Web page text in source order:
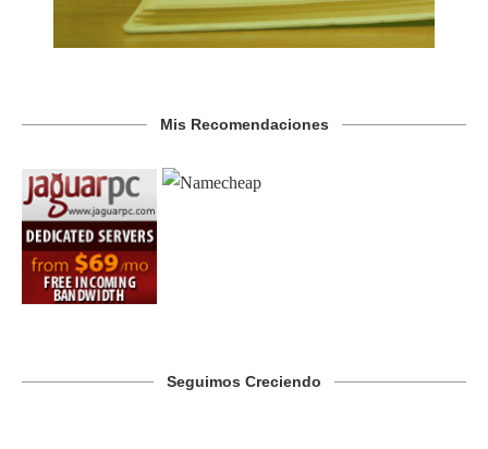
Mis Recomendaciones
Seguimos Creciendo